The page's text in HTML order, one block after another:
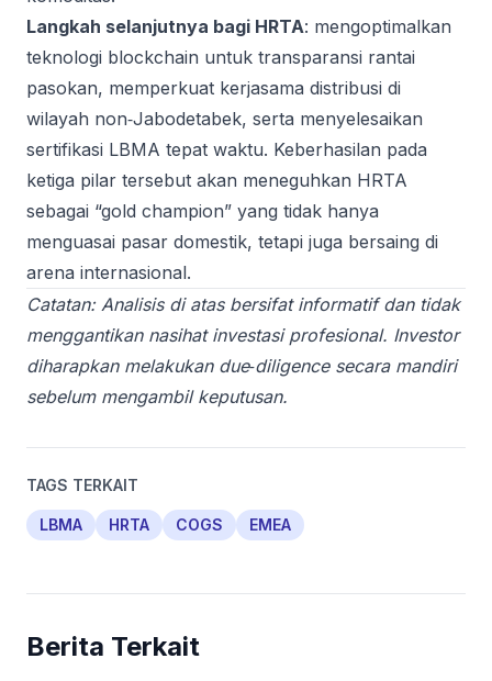
Langkah selanjutnya bagi HRTA: mengoptimalkan
teknologi blockchain untuk transparansi rantai
pasokan, memperkuat kerjasama distribusi di
wilayah non‑Jabodetabek, serta menyelesaikan
sertifikasi LBMA tepat waktu. Keberhasilan pada
ketiga pilar tersebut akan meneguhkan HRTA
sebagai “gold champion” yang tidak hanya
menguasai pasar domestik, tetapi juga bersaing di
arena internasional.
Catatan: Analisis di atas bersifat informatif dan tidak
menggantikan nasihat investasi profesional. Investor
diharapkan melakukan due‑diligence secara mandiri
sebelum mengambil keputusan.
TAGS TERKAIT
LBMA HRTA COGS EMEA
Berita Terkait